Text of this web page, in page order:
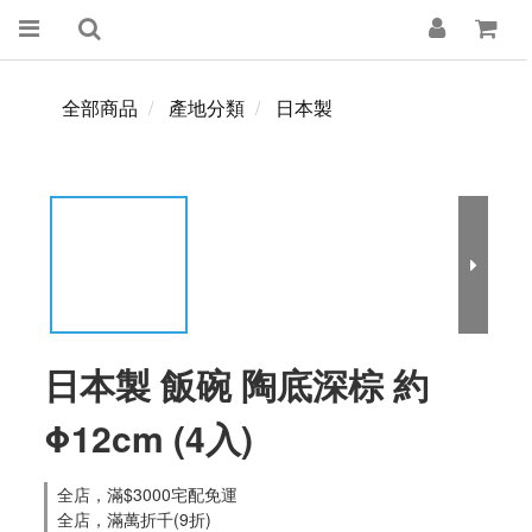
全部商品 產地分類 日本製
日本製 飯碗 陶底深棕 約
Φ12cm (4入)
全店，滿$3000宅配免運
全店，滿萬折千(9折)